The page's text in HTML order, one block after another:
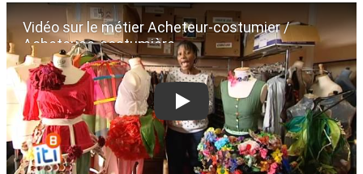
Vidéo sur le métier Acheteur-costumier /
Acheteuse-costumière